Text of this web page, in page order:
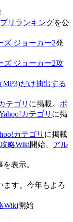
リランキングを公
ズ ジョーカー2発
ズ ジョーカー2攻
MP3)だけ抽出する
テゴリ に掲載。 ポ
カテゴリ に掲
カテゴリ に掲載
略Wiki開始、 アル
表示。
ます。今年もよろ
Wiki開始